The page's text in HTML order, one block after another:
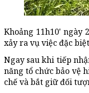
Khoảng 11h10' ngày
xảy ra vụ việc đặc
Ngay sau khi tiếp
năng tổ chức bảo vệ
chế và bắt giữ đối